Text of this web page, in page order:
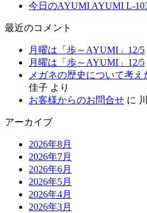
今日のAYUMI AYUMI L-
最近のコメント
月曜は「歩～AYUMI」12/5
月曜は「歩～AYUMI」12/5
メガネの歴史について考
佳子 より
お客様からのお問合せ に
アーカイブ
2026年8月
2026年7月
2026年6月
2026年5月
2026年4月
2026年3月